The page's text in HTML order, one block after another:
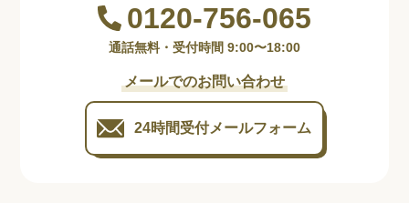
0120-756-065
通話無料・受付時間 9:00〜18:00
メールでのお問い合わせ
24時間受付メールフォーム